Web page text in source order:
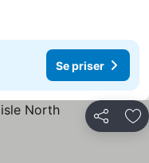
Se priser
Dela